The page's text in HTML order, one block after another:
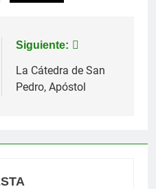
Siguiente:
La Cátedra de San
Pedro, Apóstol